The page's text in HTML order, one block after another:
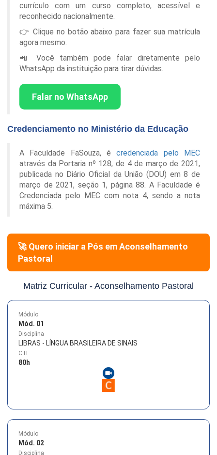
currículo com um curso completo, acessível e
reconhecido nacionalmente.
👉 Clique no botão abaixo para fazer sua matrícula
agora mesmo.
📲 Você também pode falar diretamente pelo
WhatsApp da instituição para tirar dúvidas.
Falar no WhatsApp
Credenciamento no Ministério da Educação
A Faculdade FaSouza, écredenciada pelo MEC
através da Portaria nº 128, de 4 de março de 2021,
publicada no Diário Oficial da União (DOU) em 8 de
março de 2021, seção 1, página 88. A Faculdade é
Credenciada pelo MEC com nota 4, sendo a nota
máxima 5.
🚀 Quero iniciar a Pós emAconselhamento
Pastoral
Matriz Curricular - Aconselhamento Pastoral
Módulo
Mód. 01
Disciplina
LIBRAS - LÍNGUA BRASILEIRA DE SINAIS
C.H
80h
Módulo
Mód. 02
Disciplina